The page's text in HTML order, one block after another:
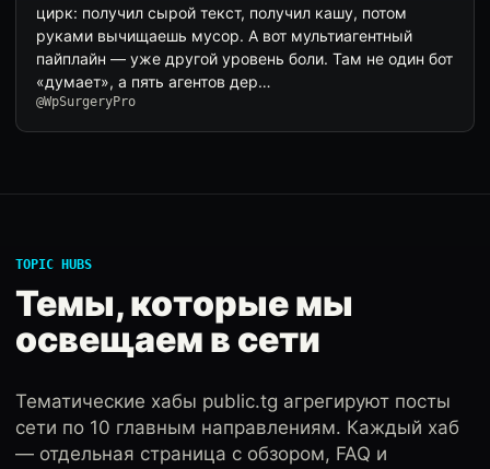
цирк: получил сырой текст, получил кашу, потом
руками вычищаешь мусор. А вот мультиагентный
пайплайн — уже другой уровень боли. Там не один бот
«думает», а пять агентов дер…
@WpSurgeryPro
TOPIC HUBS
Темы, которые мы
освещаем в сети
Тематические хабы public.tg агрегируют посты
сети по 10 главным направлениям. Каждый хаб
— отдельная страница с обзором, FAQ и